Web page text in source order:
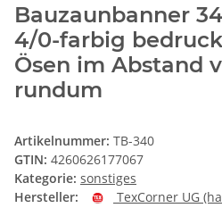
Bauzaunbanner
4/0-farbig
Ösen im Abstand
rundum
Artikelnummer: TB-340
GTIN: 4260626177067
Kategorie: sonstiges
Hersteller:
TexCorner UG